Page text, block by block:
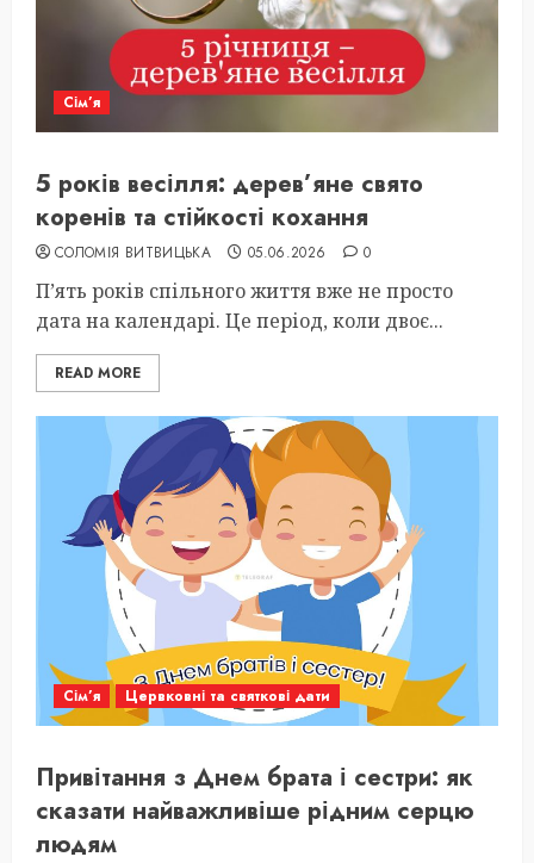
Сім’я
5 років весілля: дерев’яне свято
коренів та стійкості кохання
СОЛОМІЯ ВИТВИЦЬКА 05.06.2026 0
П’ять років спільного життя вже не просто
дата на календарі. Це період, коли двоє...
READ MORE
Сім’я Цервковні та святкові дати
Привітання з Днем брата і сестри: як
сказати найважливіше рідним серцю
людям